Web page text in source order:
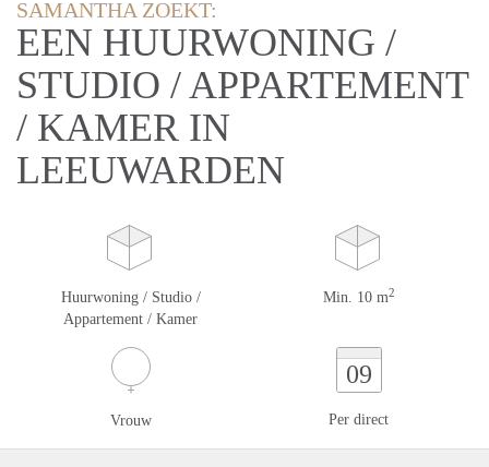
SAMANTHA ZOEKT:
EEN HUURWONING /
STUDIO / APPARTEMENT
/ KAMER IN
LEEUWARDEN
Huurwoning / Studio /
Appartement / Kamer
Min. 10 m2
Vrouw
09
Per direct